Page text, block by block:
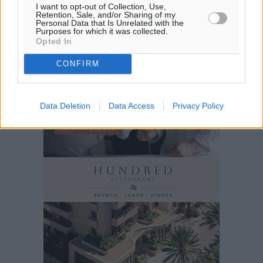
I want to opt-out of Collection, Use,
Retention, Sale, and/or Sharing of my
Personal Data that Is Unrelated with the
Purposes for which it was collected.
Opted In
CONFIRM
Data Deletion Data Access Privacy Policy